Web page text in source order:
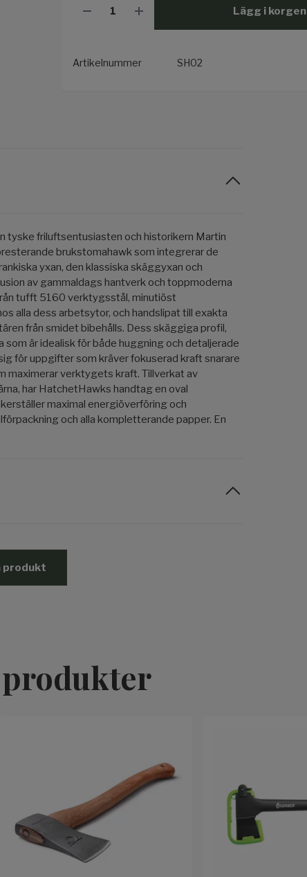
Lägg i korgen
Artikelnummer SH02
tyske friluftsentusiasten och historikern Martin
brukstomahawk som integrerar de
yxan, den klassiska skäggyxan och
av gammaldags hantverk och toppmoderna
tufft 5160 verktygsstål, minutiöst
alla dess arbetsytor, och handslipat till exakta
från smidet bibehålls. Dess skäggiga profil,
är idealisk för både huggning och detaljerade
för uppgifter som kräver fokuserad kraft snarare
maximerar verktygets kraft. Tillverkat av
, har HatchetHawks handtag en oval
maximal energiöverföring och
och alla kompletterande papper. En
produkt